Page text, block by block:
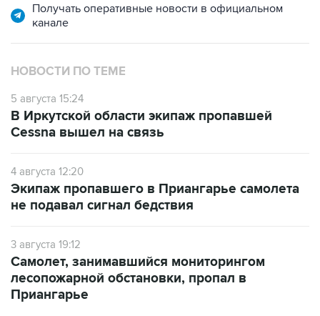
Получать оперативные новости в официальном
канале
НОВОСТИ ПО ТЕМЕ
5 августа 15:24
В Иркутской области экипаж пропавшей
Cessna вышел на связь
4 августа 12:20
Экипаж пропавшего в Приангарье самолета
не подавал сигнал бедствия
3 августа 19:12
Самолет, занимавшийся мониторингом
лесопожарной обстановки, пропал в
Приангарье